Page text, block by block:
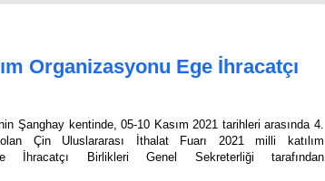
Organizasyonu Ege İhracatçı
Şanghay kentinde, 05-10 Kasım 2021 tarihleri arasında 4.
Çin Uluslararası İthalat Fuarı 2021 milli katılım
İhracatçı Birlikleri Genel Sekreterliği tarafından